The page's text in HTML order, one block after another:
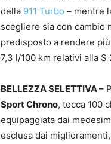
della 911 Turbo – mentre
scegliere sia con cambio
predisposto a rendere
7,3 l/100 km relativi alla S
BELLEZZA SELETTIVA –
Sport Chrono, tocca 100
equipaggiata dai
esclusa dai